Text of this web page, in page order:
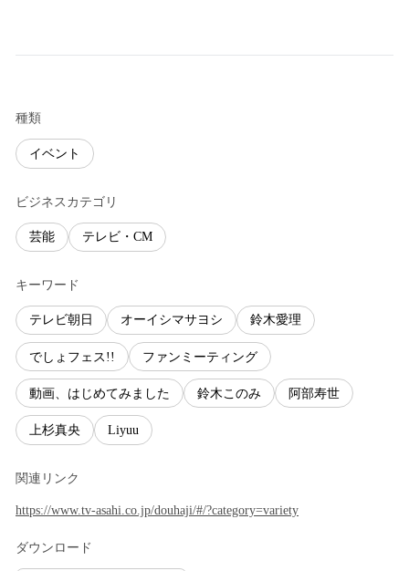
種類
イベント
ビジネスカテゴリ
芸能 テレビ・CM
キーワード
テレビ朝日 オーイシマサヨシ 鈴木愛理
でしょフェス!! ファンミーティング
動画、はじめてみました 鈴木このみ 阿部寿世
上杉真央 Liyuu
関連リンク
https://www.tv-asahi.co.jp/douhaji/#/?category=variety
ダウンロード